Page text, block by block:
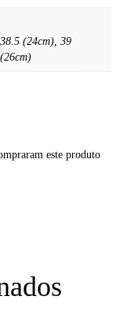
(24cm), 39
este produto